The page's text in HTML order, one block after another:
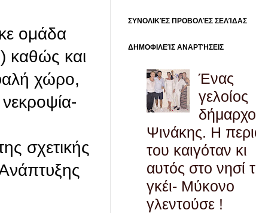
ομάδα
καθώς και
χώρο,
σχετικής
ΣΥΝΟΛΙΚΈΣ ΠΡΟΒΟΛΈΣ ΣΕΛΊΔΑΣ
ΔΗΜΟΦΙΛΕΊΣ ΑΝΑΡΤΉΣΕΙΣ
Ένας
γελοίος
Ψινάκης. Η
του καιγόταν κι
αυτός στο νησί
γκέι- Μύκονο
γλεντούσε !